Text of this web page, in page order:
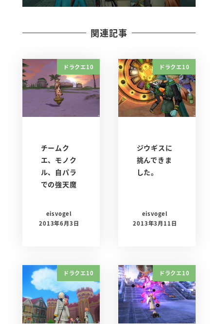
関連記事
ドラクエ10
チームク
エ、モノク
ル、自パラ
での強天魔
eisvogel
2013年6月3日
ドラクエ10
ジウギスに
挑んできま
した。
eisvogel
2013年3月11日
ドラクエ10 ドラクエ10